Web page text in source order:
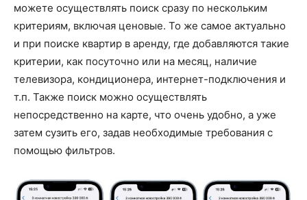
можете осуществлять поиск сразу по нескольким
критериям, включая ценовые. То же самое актуально
и при поиске квартир в аренду, где добавляются такие
критерии, как посуточно или на месяц, наличие
телевизора, кондиционера, интернет-подключения и
т.п. Также поиск можно осуществлять
непосредственно на карте, что очень удобно, а уже
затем сузить его, задав необходимые требования с
помощью фильтров.